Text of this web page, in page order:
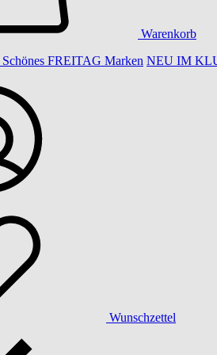
Warenkorb
Schönes FREITAG Marken NEU IM
Wunschzettel